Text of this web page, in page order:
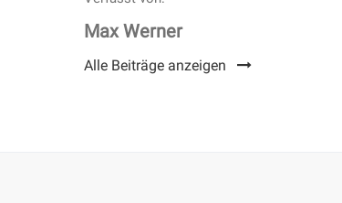
Max Werner
Alle Beiträge anzeigen